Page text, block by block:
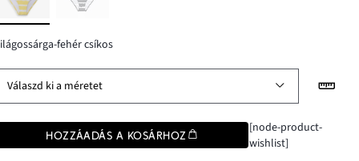
fehér csíkos
Válaszd ki a méretet
HOZZÁADÁS A KOSÁRHOZ
[node-product-
wishlist]